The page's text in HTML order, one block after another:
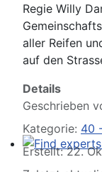
Regie Willy
aller Reifen
auf den
Details
Geschrieben
Kategorie: 40
Erstellt: 22.